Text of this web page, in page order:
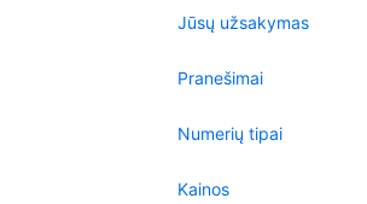
Jūsų užsakymas
Pranešimai
Numerių tipai
Kainos